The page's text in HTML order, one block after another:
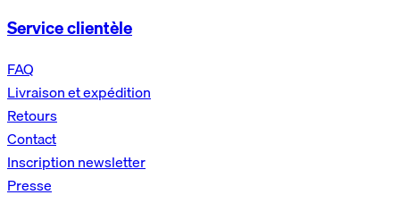
Service clientèle
FAQ
Livraison et expédition
Retours
Contact
Inscription newsletter
Presse